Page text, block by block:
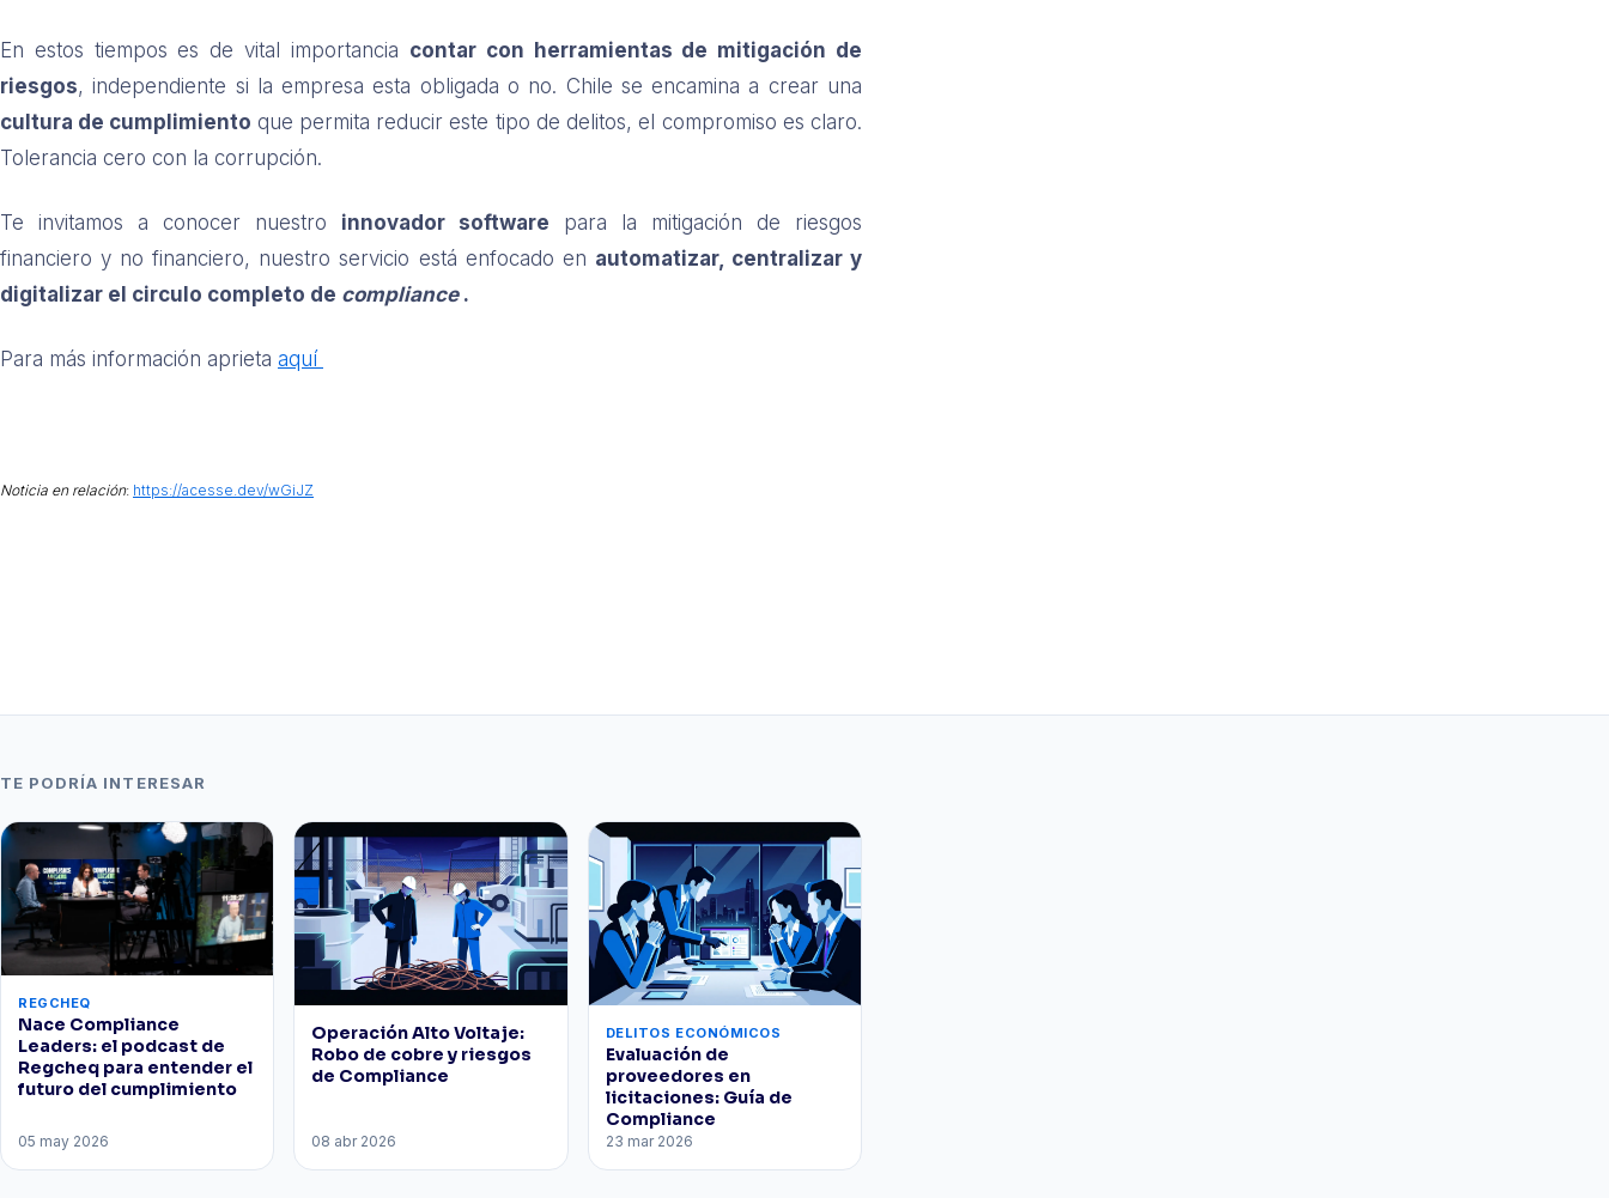
En estos tiempos es de vital importancia contar con herramientas de mitigación de
riesgos, independiente si la empresa esta obligada o no. Chile se encamina a crear una
cultura de cumplimiento que permita reducir este tipo de delitos, el compromiso es claro.
Tolerancia cero con la corrupción.
Te invitamos a conocer nuestro innovador software para la mitigación de riesgos
financiero y no financiero, nuestro servicio está enfocado en automatizar, centralizar y
digitalizar el circulo completo de compliance.
Para más información aprieta aquí
Noticia en relación: https://acesse.dev/wGiJZ
TE PODRÍA INTERESAR
REGCHEQ
Nace Compliance
Leaders: el podcast de
Regcheq para entender el
futuro del cumplimiento
05 may 2026
Operación Alto Voltaje:
Robo de cobre y riesgos
de Compliance
08 abr 2026
DELITOS ECONÓMICOS
Evaluación de
proveedores en
licitaciones: Guía de
Compliance
23 mar 2026